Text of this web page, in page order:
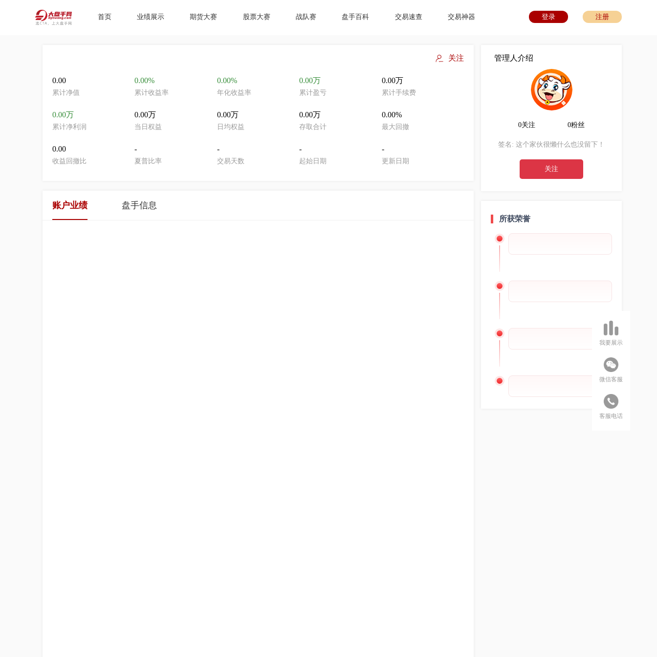
首页 业绩展示 期货大赛 股票大赛 战队赛 盘手百科 交易速查 交易神器 登录 注册
关注
0.00
累计净值
0.00%
累计收益率
0.00%
年化收益率
0.00万
累计盈亏
0.00万
累计手续费
0.00万
累计净利润
0.00万
当日权益
0.00万
日均权益
0.00万
存取合计
0.00%
最大回撤
0.00
收益回撤比
-
夏普比率
-
交易天数
-
起始日期
-
更新日期
账户业绩 盘手信息
管理人介绍
0关注 0粉丝
签名: 这个家伙很懒什么也没留下！
关注
所获荣誉
我要展示
微信客服
客服电话